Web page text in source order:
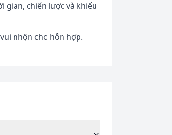
gian, chiến lược và khiếu
nhộn cho hỗn hợp.